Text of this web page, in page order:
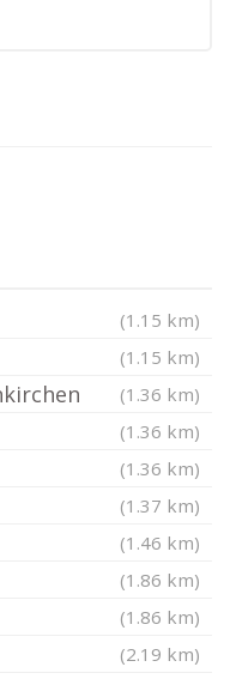
(1.15 km)
(1.15 km)
(1.36 km)
(1.36 km)
(1.36 km)
(1.37 km)
(1.46 km)
(1.86 km)
(1.86 km)
(2.19 km)